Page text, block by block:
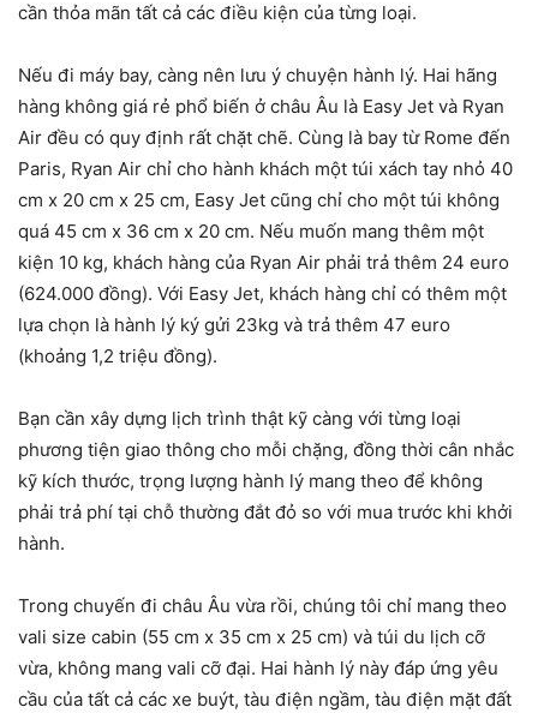
cần thỏa mãn tất cả các điều kiện của từng loại.
Nếu đi máy bay, càng nên lưu ý chuyện hành lý. Hai hãng
hàng không giá rẻ phổ biến ở châu Âu là Easy Jet và Ryan
Air đều có quy định rất chặt chẽ. Cùng là bay từ Rome đến
Paris, Ryan Air chỉ cho hành khách một túi xách tay nhỏ 40
cm x 20 cm x 25 cm, Easy Jet cũng chỉ cho một túi không
quá 45 cm x 36 cm x 20 cm. Nếu muốn mang thêm một
kiện 10 kg, khách hàng của Ryan Air phải trả thêm 24 euro
(624.000 đồng). Với Easy Jet, khách hàng chỉ có thêm một
lựa chọn là hành lý ký gửi 23kg và trả thêm 47 euro
(khoảng 1,2 triệu đồng).
Bạn cần xây dựng lịch trình thật kỹ càng với từng loại
phương tiện giao thông cho mỗi chặng, đồng thời cân nhắc
kỹ kích thước, trọng lượng hành lý mang theo để không
phải trả phí tại chỗ thường đắt đỏ so với mua trước khi khởi
hành.
Trong chuyến đi châu Âu vừa rồi, chúng tôi chỉ mang theo
vali size cabin (55 cm x 35 cm x 25 cm) và túi du lịch cỡ
vừa, không mang vali cỡ đại. Hai hành lý này đáp ứng yêu
cầu của tất cả các xe buýt, tàu điện ngầm, tàu điện mặt đất